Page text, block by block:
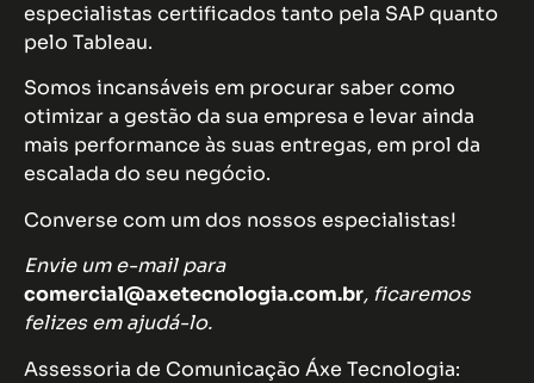
especialistas certificados tanto pela SAP quanto
pelo Tableau.
Somos incansáveis em procurar saber como
otimizar a gestão da sua empresa e levar ainda
mais performance às suas entregas, em prol da
escalada do seu negócio.
Converse com um dos nossos especialistas!
Envie um e-mail para
comercial@axetecnologia.com.br, ficaremos
felizes em ajudá-lo.
Assessoria de Comunicação Áxe Tecnologia: